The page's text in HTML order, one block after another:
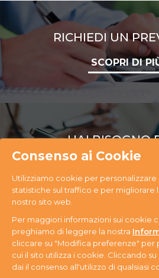
RICHIEDI UN
SCOPRI DI
HAI BISOGNO
SCOPRI DI
PR Ecology S.r.l. Via
Fontanafredda (PN) - Tel. +39
Consenso ai Cookie
Utilizziamo cookie per
statistiche sul traffico e per migliorare
nostro sito web.
Per maggiori informazioni sui cookie
preghiamo di leggere la nostra
cliccare su "Modifica preferenze" per
cui il sito utilizza i cookie. Cliccando
dai il consenso all'utilizzo di qualsiasi